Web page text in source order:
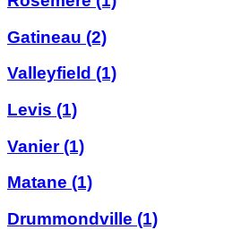
Gatineau (2)
Valleyfield (1)
Levis (1)
Vanier(1)
Matane (1)
Drummondville (1)